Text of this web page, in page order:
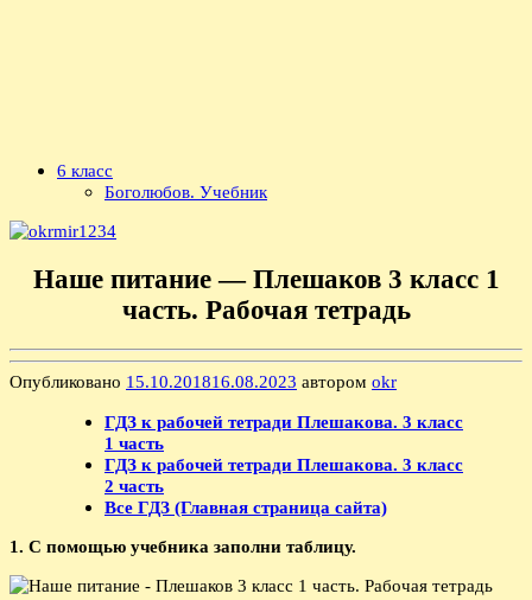
6 класс
Боголюбов. Учебник
Наше питание — Плешаков 3 класс 1
часть. Рабочая тетрадь
Опубликовано 15.10.201816.08.2023 автором okr
ГДЗ к рабочей тетради Плешакова. 3 класс
1 часть
ГДЗ к рабочей тетради Плешакова. 3 класс
2 часть
Все ГДЗ (Главная страница сайта)
1. С помощью учебника заполни таблицу.